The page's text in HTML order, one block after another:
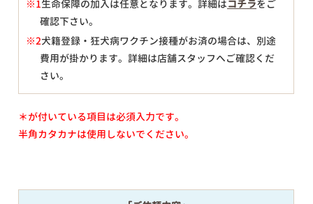
※1生命保障の加入は任意となります。詳細はコチラをご
確認下さい。
※2犬籍登録・狂犬病ワクチン接種がお済の場合は、別途
費用が掛かります。詳細は店舗スタッフへご確認くだ
さい。
＊が付いている項目は必須入力です。
半角カタカナは使用しないでください。